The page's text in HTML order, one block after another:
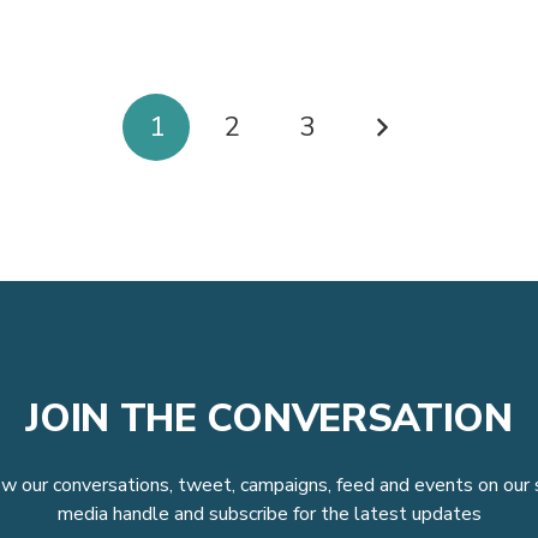
1 2 3
JOIN THE CONVERSATION
our conversations, tweet, campaigns, feed and events on our
media handle and subscribe for the latest updates